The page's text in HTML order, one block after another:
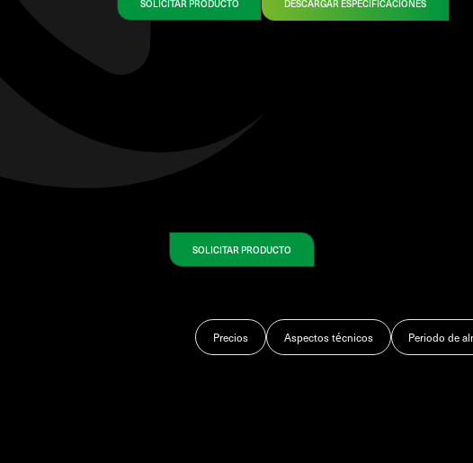
SOLICITAR PRODUCTO DESCARGAR ESPECIFICACIONES
SOLICITAR PRODUCTO
Precios Aspectos técnicos Periodo de